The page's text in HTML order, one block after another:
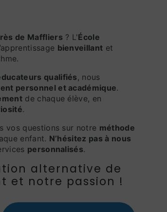
de Maffliers ? L'École
bienveillant et
qualifiés, nous
personnel et académique.
de chaque élève, en
.
vos questions sur notre méthode
enfant. N’hésitez pas à nous
personnalisés.
alternative de
et notre passion !